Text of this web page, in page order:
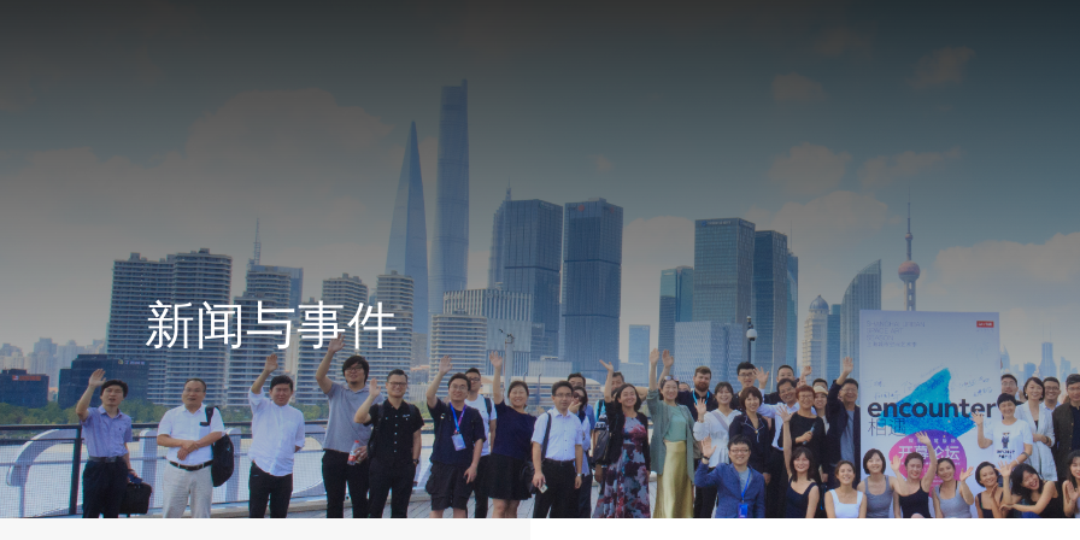
新闻与事件